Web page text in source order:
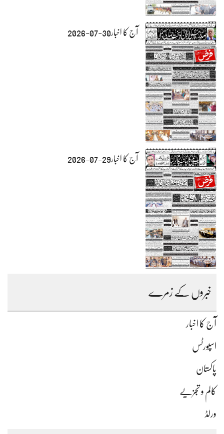
آج کا اخبار30-07-2026
آج کا اخبار29-07-2026
خبروں کے زمرے
آج کا اخبار
اسپورٹس
پاکستان
کالم و تجزیے
ورلڈ